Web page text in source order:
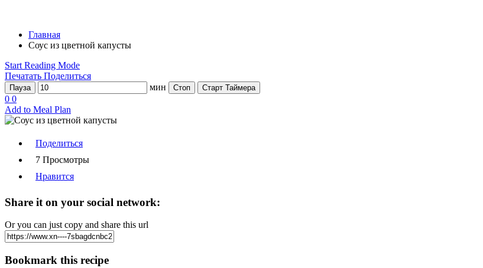
Главная
Соус из цветной капусты
Start Reading Mode
Печатать Поделиться
Пауза мин Стоп Старт Таймера
0 0
Add to Meal Plan
Поделиться
7 Просмотры
Нравится
Share it on your social network:
Or you can just copy and share this url
Bookmark this recipe